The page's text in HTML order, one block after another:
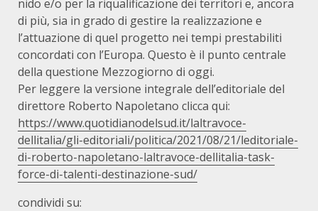
nido e/o per la riqualificazione dei territori e, ancora
di più, sia in grado di gestire la realizzazione e
l’attuazione di quel progetto nei tempi prestabiliti
concordati con l’Europa. Questo è il punto centrale
della questione Mezzogiorno di oggi.
Per leggere la versione integrale dell’editoriale del
direttore Roberto Napoletano clicca qui:
https://www.quotidianodelsud.it/laltravoce-
dellitalia/gli-editoriali/politica/2021/08/21/leditoriale-
di-roberto-napoletano-laltravoce-dellitalia-task-
force-di-talenti-destinazione-sud/
condividi su: